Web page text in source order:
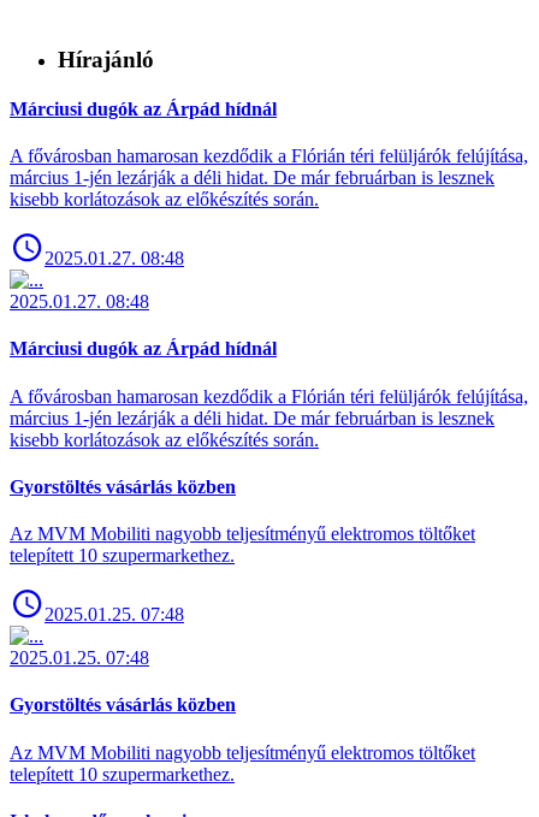
Hírajánló
Márciusi dugók az Árpád hídnál
A fővárosban hamarosan kezdődik a Flórián téri felüljárók felújítása,
március 1-jén lezárják a déli hidat. De már februárban is lesznek
kisebb korlátozások az előkészítés során.
2025.01.27. 08:48
2025.01.27. 08:48
Márciusi dugók az Árpád hídnál
A fővárosban hamarosan kezdődik a Flórián téri felüljárók felújítása,
március 1-jén lezárják a déli hidat. De már februárban is lesznek
kisebb korlátozások az előkészítés során.
Gyorstöltés vásárlás közben
Az MVM Mobiliti nagyobb teljesítményű elektromos töltőket
telepített 10 szupermarkethez.
2025.01.25. 07:48
2025.01.25. 07:48
Gyorstöltés vásárlás közben
Az MVM Mobiliti nagyobb teljesítményű elektromos töltőket
telepített 10 szupermarkethez.